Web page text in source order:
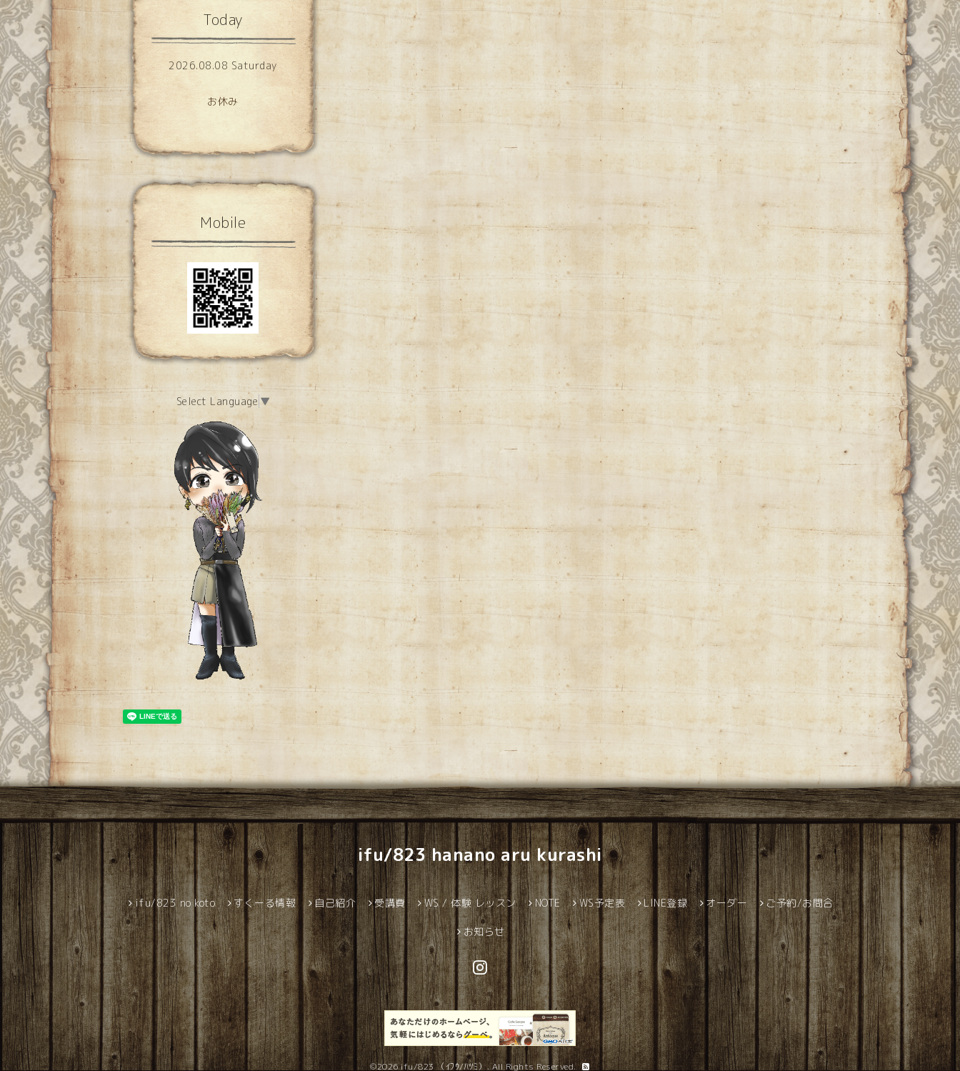
Today
2026.08.08 Saturday
お休み
Mobile
Select Language ▼
ifu/823 hanano aru kurashi
ifu/823 no koto すくーる情報 自己紹介 受講費 WS / 体験 レッスン NOTE WS予定表 LINE登録 オーダー ご予約/お問合
お知らせ
©2026ifu/823 （ｲﾌｳ/ﾊﾂﾐ）. All Rights Reserved.